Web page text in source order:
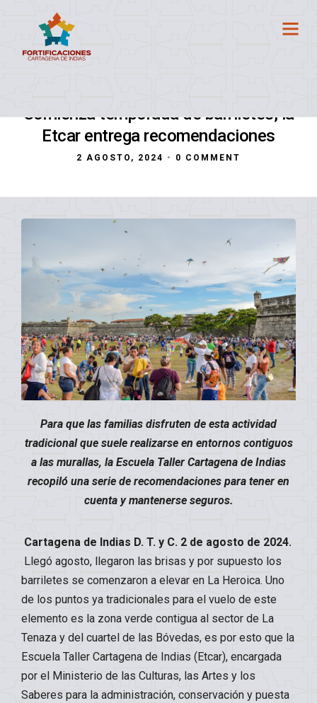
Comienza temporada de barriletes, la
Etcar entrega recomendaciones
2 AGOSTO, 2024 • 0 COMMENT
Para que las familias disfruten de esta actividad
tradicional que suele realizarse en entornos contiguos
a las murallas, la Escuela Taller Cartagena de Indias
recopiló una serie de recomendaciones para tener en
cuenta y mantenerse seguros.
Cartagena de Indias D. T. y C. 2 de agosto de 2024.
Llegó agosto, llegaron las brisas y por supuesto los
barriletes se comenzaron a elevar en La Heroica. Uno
de los puntos ya tradicionales para el vuelo de este
elemento es la zona verde contigua al sector de La
Tenaza y del cuartel de las Bóvedas, es por esto que la
Escuela Taller Cartagena de Indias (Etcar), encargada
por el Ministerio de las Culturas, las Artes y los
Saberes para la administración, conservación y puesta